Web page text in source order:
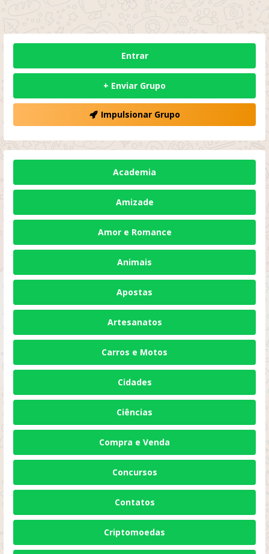
Entrar
+ Enviar Grupo
Impulsionar Grupo
Academia
Amizade
Amor e Romance
Animais
Apostas
Artesanatos
Carros e Motos
Cidades
Ciências
Compra e Venda
Concursos
Contatos
Criptomoedas